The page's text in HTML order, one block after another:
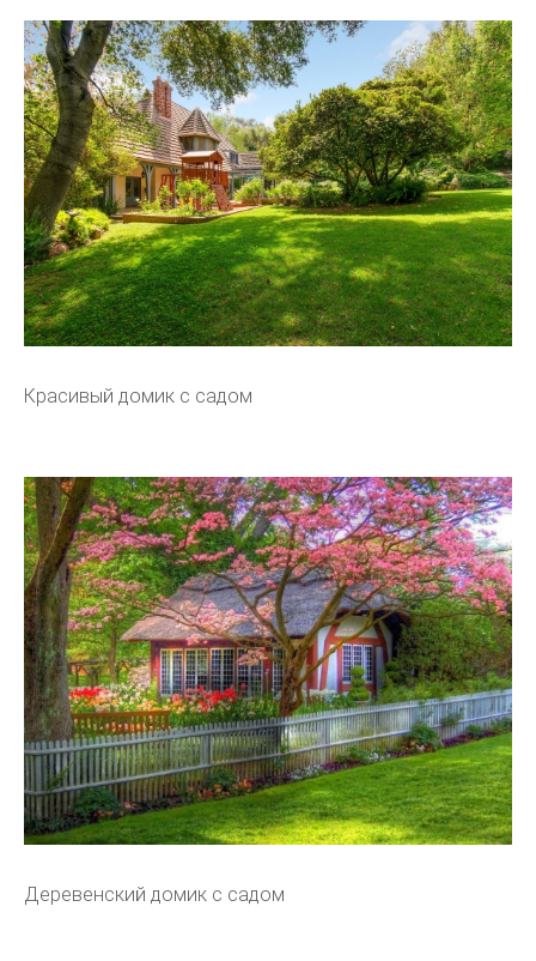
Красивый домик с садом
Деревенский домик с садом